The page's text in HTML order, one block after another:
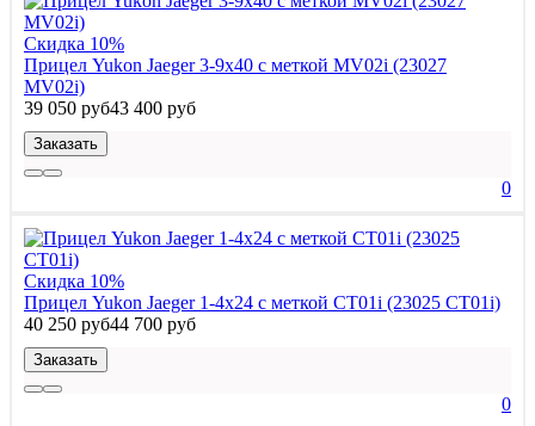
Скидка 10%
Прицел Yukon Jaeger 3-9x40 с меткой MV02i (23027
MV02i)
39 050 руб43 400 руб
Заказать
0
Скидка 10%
Прицел Yukon Jaeger 1-4x24 с меткой CT01i (23025 CT01i)
40 250 руб44 700 руб
Заказать
0